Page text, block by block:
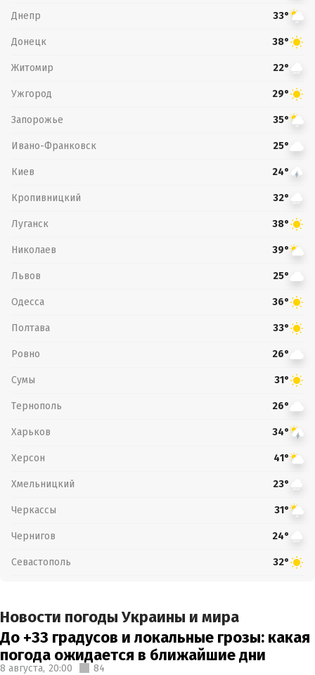
Днепр 33°
Донецк 38°
Житомир 22°
Ужгород 29°
Запорожье 35°
Ивано-Франковск 25°
Киев 24°
Кропивницкий 32°
Луганск 38°
Николаев 39°
Львов 25°
Одесса 36°
Полтава 33°
Ровно 26°
Сумы 31°
Тернополь 26°
Харьков 34°
Херсон 41°
Хмельницкий 23°
Черкассы 31°
Чернигов 24°
Севастополь 32°
Новости погоды Украины и мира
До +33 градусов и локальные грозы: какая
погода ожидается в ближайшие дни
8 августа, 20:00 84